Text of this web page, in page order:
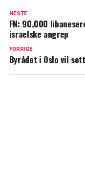
NESTE
FN: 90.000
israelske angrep
FORRIGE
Byrådet i Oslo vil